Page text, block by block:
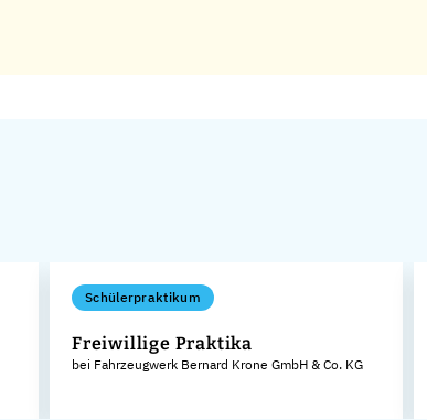
Schülerpraktikum
Freiwillige Praktika
bei Fahrzeugwerk Bernard Krone GmbH & Co. KG